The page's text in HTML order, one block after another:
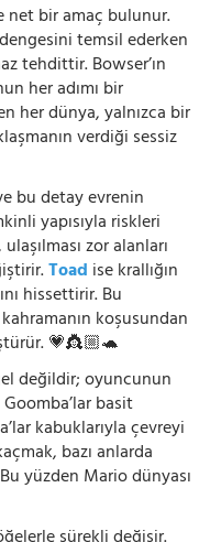
bir amaç bulunur.
temsil ederken
tehdittir. Bowser’ın
her adımı bir
her dünya, yalnızca bir
verdiği sessiz
bu detay evrenin
yapısıyla riskleri
ulaşılması zor alanları
Toad ise krallığın
hissettirir. Bu
koşusundan
💗👸🏼🐢
değildir; oyuncunun
basit
kabuklarıyla çevreyi
bazı anlarda
yüzden Mario dünyası